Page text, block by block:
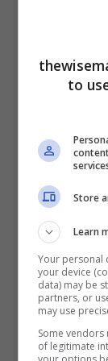
Pensione con
La
rivolge ai
con una
più di un
to
Store
Learn
Your personal
your device
data) may be
partners, or
may use
Some
of legitimate